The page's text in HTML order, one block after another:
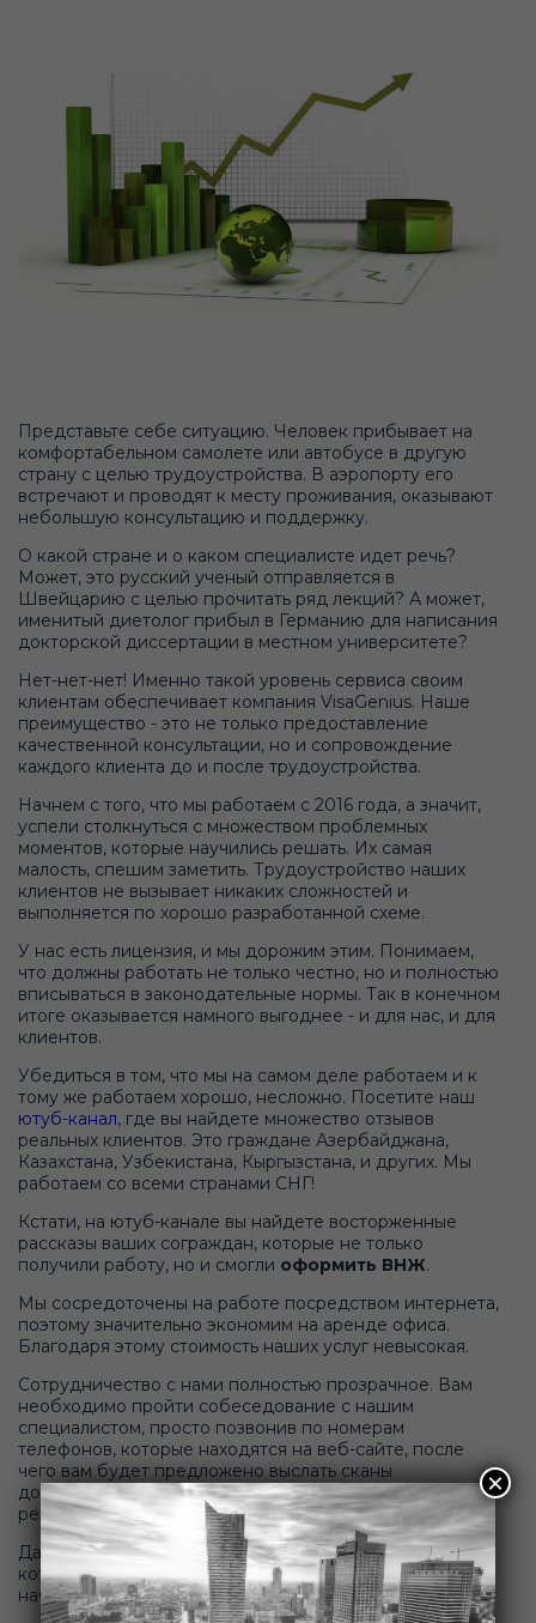
Представьте себе ситуацию. Человек прибывает на
комфортабельном самолете или автобусе в другую
страну с целью трудоустройства. В аэропорту его
встречают и проводят к месту проживания, оказывают
небольшую консультацию и поддержку.
О какой стране и о каком специалисте идет речь?
Может, это русский ученый отправляется в
Швейцарию с целью прочитать ряд лекций? А может,
именитый диетолог прибыл в Германию для написания
докторской диссертации в местном университете?
Нет-нет-нет! Именно такой уровень сервиса своим
клиентам обеспечивает компания VisaGenius. Наше
преимущество - это не только предоставление
качественной консультации, но и сопровождение
каждого клиента до и после трудоустройства.
Начнем с того, что мы работаем с 2016 года, а значит,
успели столкнуться с множеством проблемных
моментов, которые научились решать. Их самая
малость, спешим заметить. Трудоустройство наших
клиентов не вызывает никаких сложностей и
выполняется по хорошо разработанной схеме.
У нас есть лицензия, и мы дорожим этим. Понимаем,
что должны работать не только честно, но и полностью
вписываться в законодательные нормы. Так в конечном
итоге оказывается намного выгоднее - и для нас, и для
клиентов.
Убедиться в том, что мы на самом деле работаем и к
тому же работаем хорошо, несложно. Посетите наш
ютуб-канал, где вы найдете множество отзывов
реальных клиентов. Это граждане Азербайджана,
Казахстана, Узбекистана, Кыргызстана, и других. Мы
работаем со всеми странами СНГ!
Кстати, на ютуб-канале вы найдете восторженные
рассказы ваших сограждан, которые не только
получили работу, но и смогли оформить ВНЖ.
Мы сосредоточены на работе посредством интернета,
поэтому значительно экономим на аренде офиса.
Благодаря этому стоимость наших услуг невысокая.
Сотрудничество с нами полностью прозрачное. Вам
необходимо пройти собеседование с нашим
специалистом, просто позвонив по номерам
телефонов, которые находятся на веб-сайте, после
чего вам будет предложено выслать сканы
документов на имейл. Также потребуется заполнить
резюме.
Дальше мы все берем на себя: предлагаем вакансии,
которые вам точно подойдут, вы делаете выбор, и мы
начинаем процесс оформления.
×